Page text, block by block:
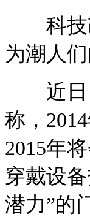
科技改
为潮人
近日，
称，
2015年
穿戴设
潜力”的